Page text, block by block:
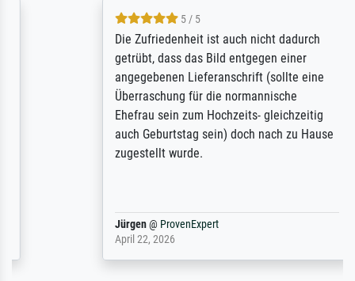
5 / 5
Die Zufriedenheit ist auch nicht dadurch
getrübt, dass das Bild entgegen einer
angegebenen Lieferanschrift (sollte eine
Überraschung für die normannische
Ehefrau sein zum Hochzeits- gleichzeitig
auch Geburtstag sein) doch nach zu Hause
zugestellt wurde.
ProvenExpert
April 22, 2026